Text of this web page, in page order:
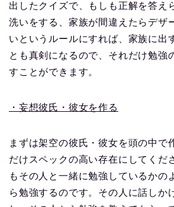
出したクイズで、もしも正解を答え
洗いをする、家族が間違えたらデザ
いというルールにすれば、家族に出
とも真剣になるので、それだけ勉強
すことができます。
・妄想彼氏・彼女を作る
まずは架空の彼氏・彼女を頭の中で
だけスペックの高い存在にしてくだ
もその人と一緒に勉強しているかの
ら勉強するのです。その人に話しか